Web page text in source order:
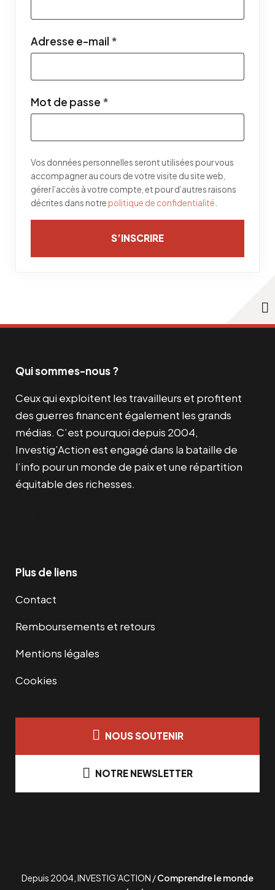
Adresse e-mail *
Mot de passe *
Vos données personnelles seront utilisées pour vous
accompagner au cours de votre visite du site web,
gérer l’accès à votre compte, et pour d’autres raisons
décrites dans notre politique de confidentialité
S’INSCRIRE
Qui sommes-nous ?
Ceux qui exploitent les travailleurs et profitent
des guerres financent également les grands
médias. C’est pourquoi depuis 2004,
Investig’Action est engagé dans la bataille de
l’info pour un monde de paix et une répartition
équitable des richesses.
Plus de liens
Contact
Remboursements et retours
Mentions légales
Cookies
NOUS SOUTENIR
NOTRE NEWSLETTER
Depuis 2004, INVESTIG’ACTION /Comprendre le monde